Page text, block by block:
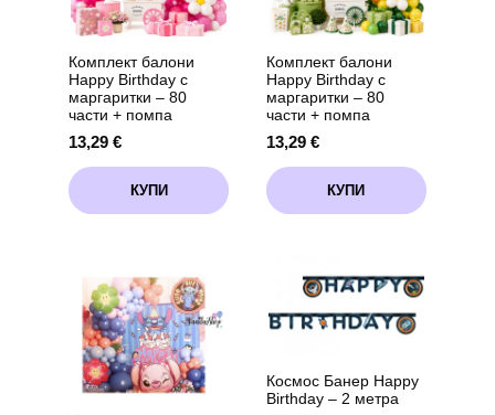
Комплект балони
Happy Birthday с
маргаритки – 80
части + помпа
13,29 €
КУПИ
Комплект балони
Happy Birthday с
маргаритки – 80
части + помпа
13,29 €
КУПИ
Космос Банер Happy
Birthday – 2 метра